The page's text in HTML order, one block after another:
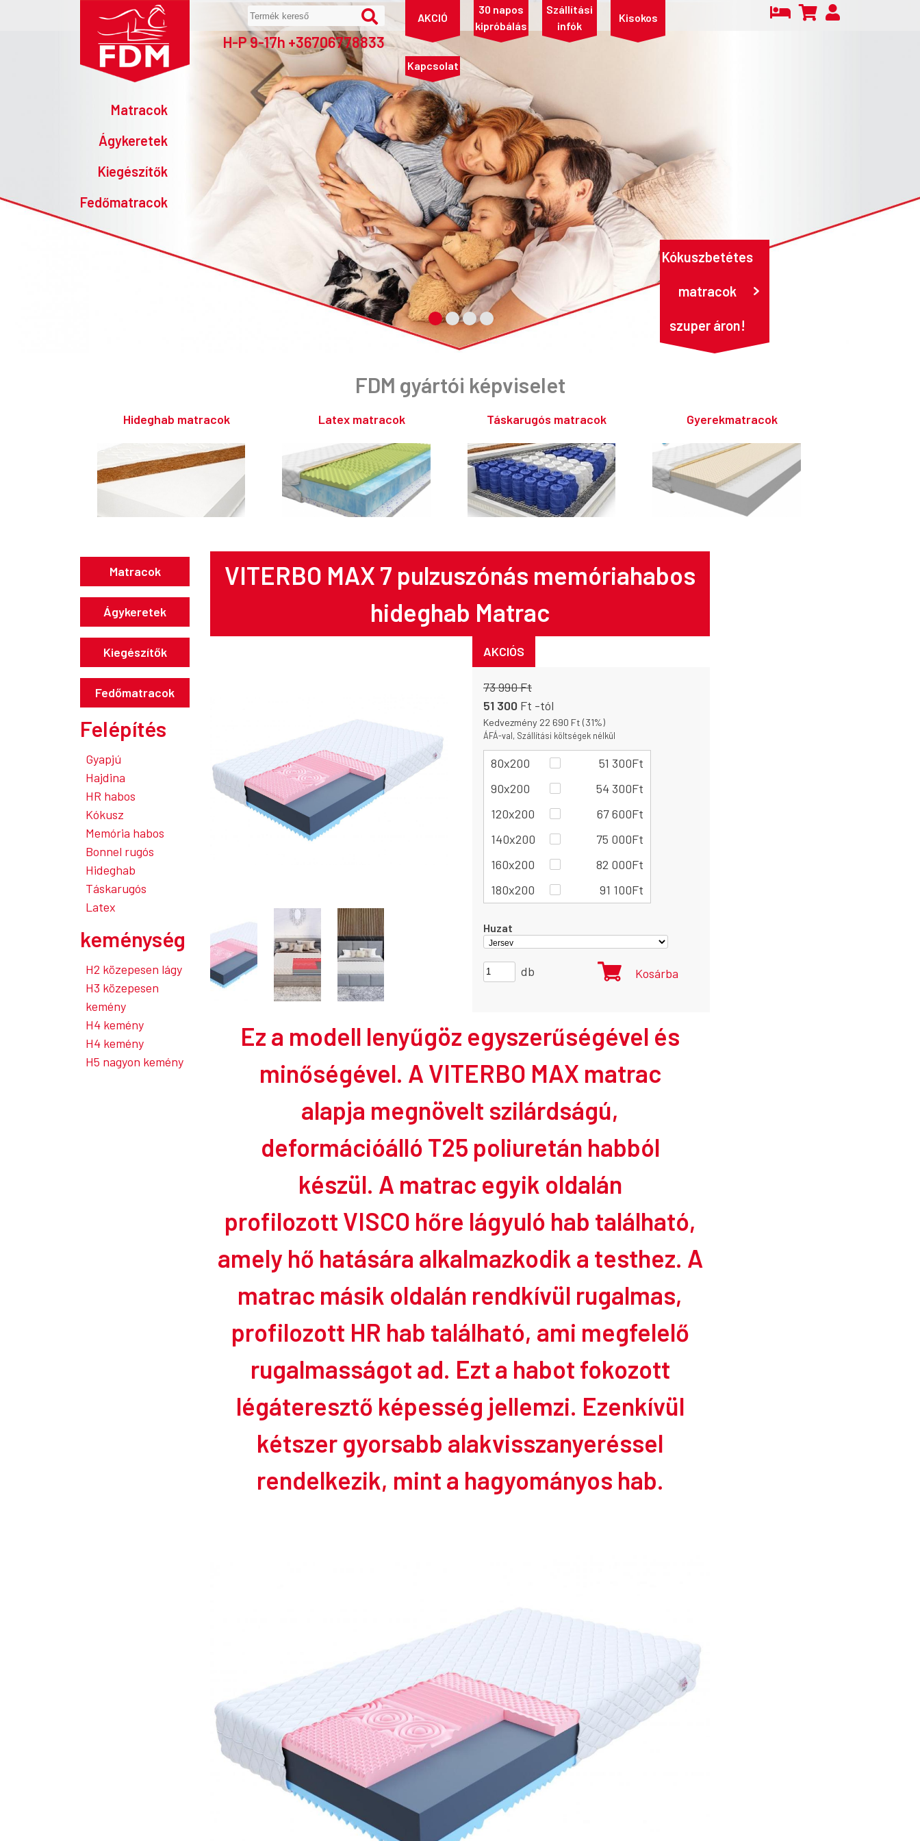
H-P 9-17h +36706778833
AKCIÓ
30 napos
kipróbálás
Szállítási
infók
Kisokos
Kapcsolat
Matracok
Ágykeretek
Kiegészítők
Fedőmatracok
Kókuszbetétes
matracok
szuper áron!
FDM gyártói képviselet
Hideghab matracok Latex matracok Táskarugós matracok Gyerekmatracok
Matracok
Ágykeretek
Kiegészítők
Fedőmatracok
Felépítés
Gyapjú
Hajdina
HR habos
Kókusz
Memória habos
Bonnel rugós
Hideghab
Táskarugós
Latex
keménység
H2 közepesen lágy
H3 közepesen
kemény
H4 kemény
H4 kemény
H5 nagyon kemény
VITERBO MAX 7 pulzuszónás memóriahabos
hideghab Matrac
AKCIÓS
73 990 Ft
51 300 Ft -tól
Kedvezmény 22 690 Ft (31%)
ÁFÁ-val, Szállítási költségek nélkül
80x200 51 300Ft
90x200
54 300Ft
120x200
67 600Ft
140x200
75 000Ft
160x200
82 000Ft
180x200
91 100Ft
db Kosárba
Huzat
Ez a modell lenyűgöz egyszerűségével és
minőségével. A VITERBO MAX matrac
alapja megnövelt szilárdságú,
deformációálló T25 poliuretán habból
készül. A matrac egyik oldalán
profilozott VISCO hőre lágyuló hab található,
amely hő hatására alkalmazkodik a testhez. A
matrac másik oldalán rendkívül rugalmas,
profilozott HR hab található, ami megfelelő
rugalmasságot ad. Ezt a habot fokozott
légáteresztő képesség jellemzi. Ezenkívül
kétszer gyorsabb alakvisszanyeréssel
rendelkezik, mint a hagyományos hab.